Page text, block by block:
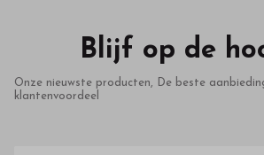
Blijf op de
Onze nieuwste producten, De beste
klantenvoordeel